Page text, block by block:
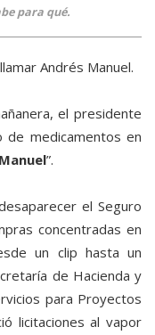
para qué.
Andrés Manuel.
el presidente
medicamentos en
”.
el Seguro
concentradas en
un clip hasta un
de Hacienda y
para Proyectos
licitaciones al vapor